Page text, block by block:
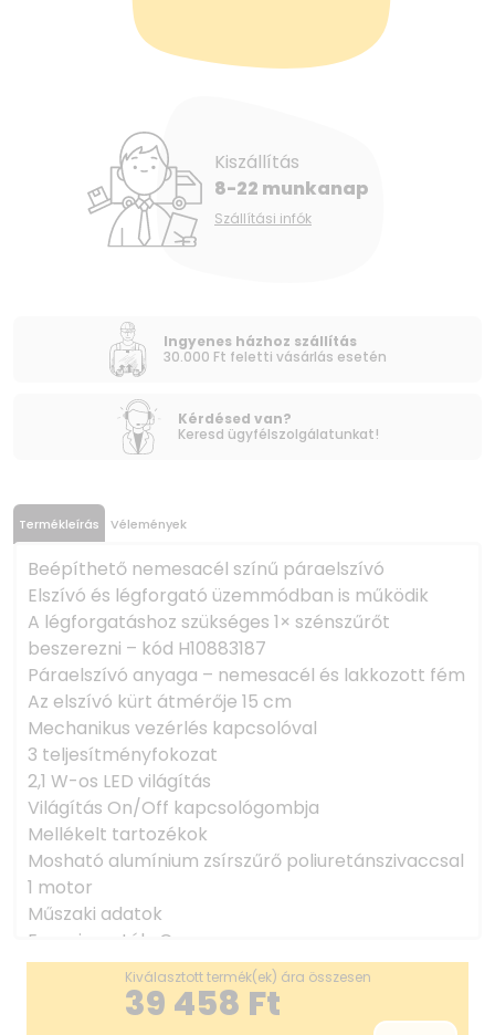
Kiszállítás
8-22 munkanap
Szállítási infók
Ingyenes házhoz szállítás
30.000 Ft feletti vásárlás esetén
Kérdésed van?
Keresd ügyfélszolgálatunkat!
Termékleírás Vélemények
Beépíthető nemesacél színű páraelszívó
Elszívó és légforgató üzemmódban is működik
A légforgatáshoz szükséges 1× szénszűrőt
beszerezni – kód H10883187
Páraelszívó anyaga – nemesacél és lakkozott fém
Az elszívó kürt átmérője 15 cm
Mechanikus vezérlés kapcsolóval
3 teljesítményfokozat
2,1 W-os LED világítás
Világítás On/Off kapcsológombja
Mellékelt tartozékok
Mosható alumínium zsírszűrő poliuretánszivaccsal
1 motor
Műszaki adatok
Energiaosztály C
Elszívó teljesítmény 350 m3/h
Zajszint 67 dB
Kéménybe történő elszívás Igen
Kiválasztott termék(ek) ára összesen
39 458 Ft